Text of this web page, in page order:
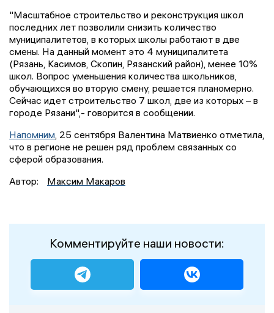
"Масштабное строительство и реконструкция школ
последних лет позволили снизить количество
муниципалитетов, в которых школы работают в две
смены. На данный момент это 4 муниципалитета
(Рязань, Касимов, Скопин, Рязанский район), менее 10%
школ. Вопрос уменьшения количества школьников,
обучающихся во вторую смену, решается планомерно.
Сейчас идет строительство 7 школ, две из которых – в
городе Рязани",- говорится в сообщении.
Напомним, 25 сентября Валентина Матвиенко отметила,
что в регионе не решен ряд проблем связанных со
сферой образования.
Автор:
Максим Макаров
Комментируйте наши новости: